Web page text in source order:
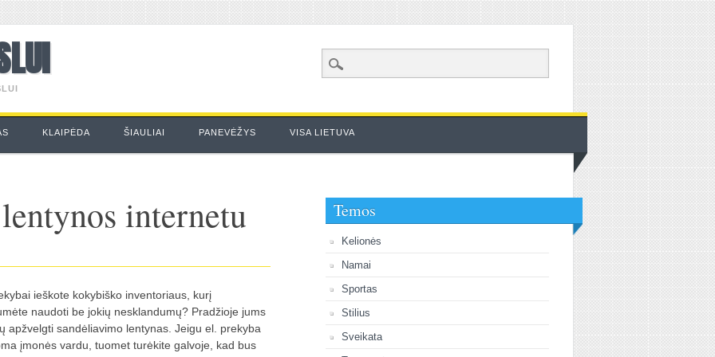
KLAIPĖDA ŠIAULIAI PANEVĖŽYS VISA LIETUVA
internetu
ieškote kokybiško inventoriaus, kurį
naudoti be jokių nesklandumų? Pradžioje jums
apžvelgti sandėliavimo lentynas. Jeigu el. prekyba
įmonės vardu, tuomet turėkite galvoje, kad bus
Temos
Kelionės
Namai
Sportas
Stilius
Sveikata